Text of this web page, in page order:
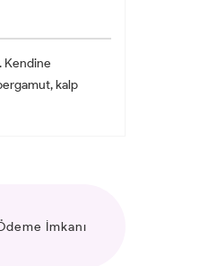
Kendine
kalp
İmkanı